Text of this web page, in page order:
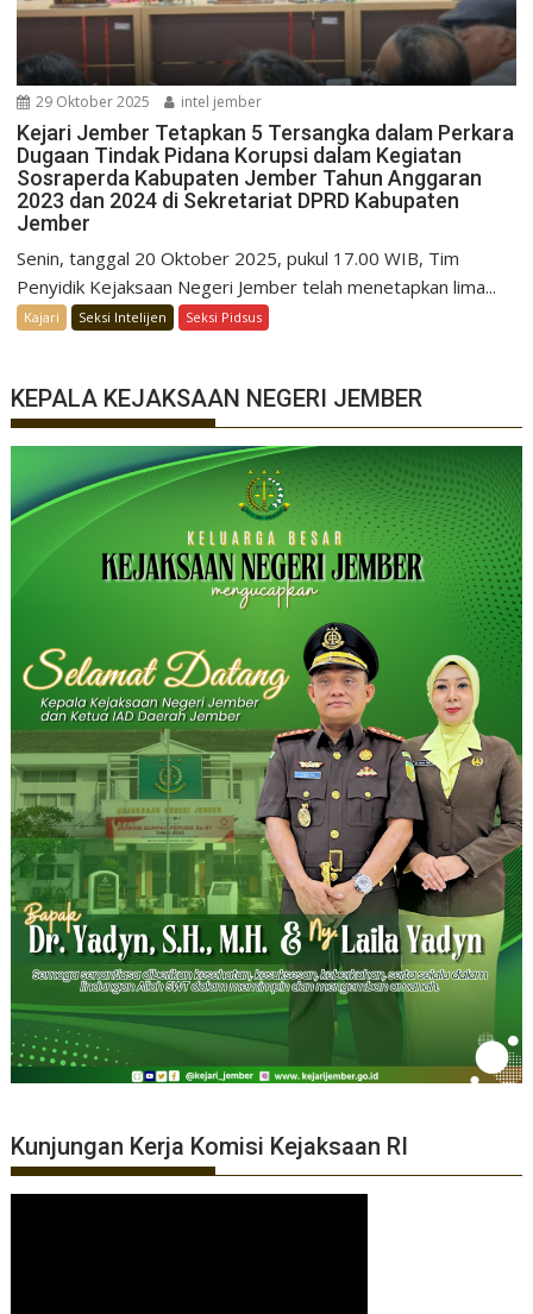
29 Oktober 2025 intel jember
Kejari Jember Tetapkan 5 Tersangka dalam Perkara
Dugaan Tindak Pidana Korupsi dalam Kegiatan
Sosraperda Kabupaten Jember Tahun Anggaran
2023 dan 2024 di Sekretariat DPRD Kabupaten
Jember
Senin, tanggal 20 Oktober 2025, pukul 17.00 WIB, Tim
Penyidik Kejaksaan Negeri Jember telah menetapkan lima...
Kajari Seksi Intelijen Seksi Pidsus
KEPALA KEJAKSAAN NEGERI JEMBER
Kunjungan Kerja Komisi Kejaksaan RI